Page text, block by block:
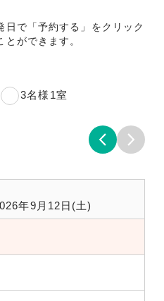
日で「予約する」をクリック
ができます。
3名様1室
年9月12日(土)